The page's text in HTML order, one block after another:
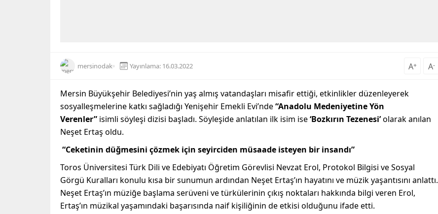
mersinodak Yayınlama: 16.03.2022 A+ A-
Mersin Büyükşehir Belediyesi’nin yaş almış vatandaşları misafir ettiği, etkinlikler düzenleyerek
sosyalleşmelerine katkı sağladığı Yenişehir Emekli Evi’nde“Anadolu Medeniyetine Yön
Verenler” isimli söyleşi dizisi başladı. Söyleşide anlatılan ilk isim ise‘Bozkırın Tezenesi’olarak anılan
Neşet Ertaş oldu.
“Ceketinin düğmesini çözmek için seyirciden müsaade isteyen bir insandı”
Toros Üniversitesi Türk Dili ve Edebiyatı Öğretim Görevlisi Nevzat Erol, Protokol Bilgisi ve Sosyal
Görgü Kuralları konulu kısa bir sunumun ardından Neşet Ertaş’ın hayatını ve müzik yaşantısını anlattı.
Neşet Ertaş’ın müziğe başlama serüveni ve türkülerinin çıkış noktaları hakkında bilgi veren Erol,
Ertaş’ın müzikal yaşamındaki başarısında naif kişiliğinin de etkisi olduğunu ifade etti.